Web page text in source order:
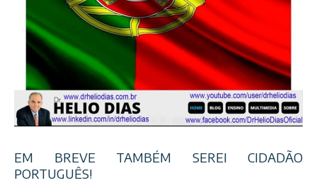
EM BREVE TAMBÉM SEREI CIDADÃO
PORTUGUÊS!